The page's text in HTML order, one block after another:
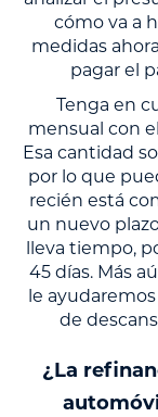
cómo va a
medidas
pagar el
Tenga en
mensual con
Esa cantidad
por lo que
recién está
un nuevo
lleva tiempo,
45 días. Más
le
de
¿La